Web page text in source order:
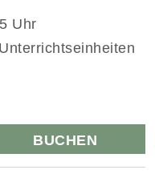
Uhr
BUCHEN